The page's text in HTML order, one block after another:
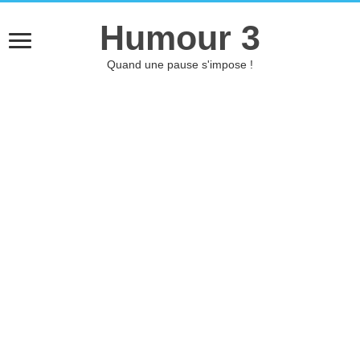
Humour 3
Quand une pause s'impose !